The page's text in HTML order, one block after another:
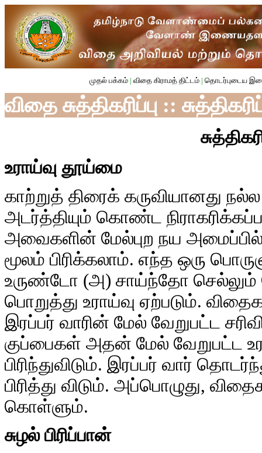
முதல் பக்கம் | விதை கிராமத் திட்டம் | தொடர்புடைய
விதை சுத்திகரிப்பு ::
உராய்வு தூய்மை
காற்றுத் திரைக் கருவியானது
அடர்த்தியும் கொண்ட
அவைகளின் மேல்புற நய அமைப்பில்
மூலம் பிரிக்கலாம். எந்த ஒரு
உருண்டோ (அ) சாய்ந்தோ
பொறுத்து உராய்வு ஏற்படும்.
இரப்பர் வாரின் மேல் வேறுபட்ட
குப்பைகள் அதன் மேல் வேறுபட்ட
பிரிந்துவிடும். இரப்பர் வார்
பிரித்து விடும். அப்பொழுது,
கொள்ளும்.
சுழல் பிரிப்பான்